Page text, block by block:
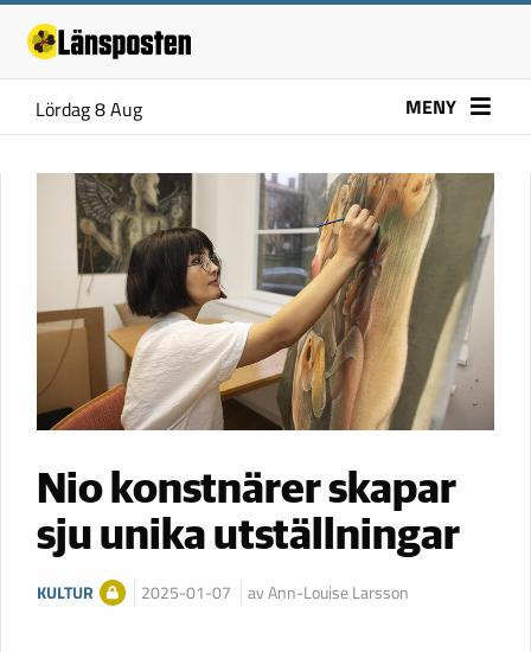
Lördag 8 Aug MENY
Nio konstnärer skapar
sju unika utställningar
KULTUR 2025-01-07 av Ann-Louise Larsson